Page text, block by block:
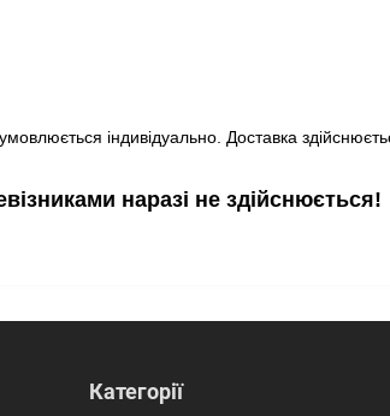
індивідуально. Доставка
наразі не здійснюється!
Категорії